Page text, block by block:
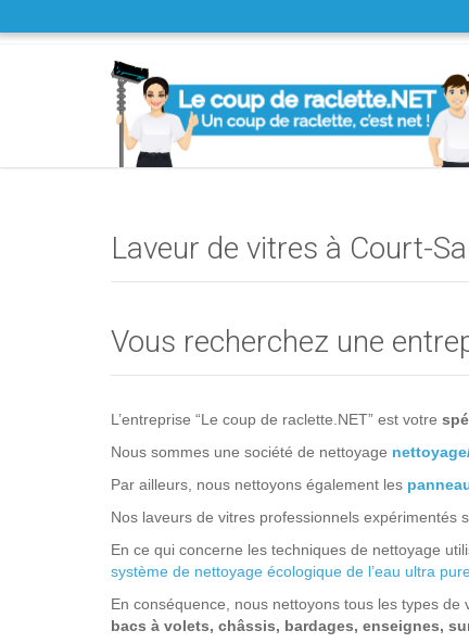
Laveur de vitres à Court-
Vous recherchez une
L’entreprise “Le coup de raclette.NET” est votre
Nous sommes une société de nettoyage
Par ailleurs, nous nettoyons également les
Nos laveurs de vitres professionnels expérimentés
En ce qui concerne les techniques de nettoyage
système de nettoyage écologique de l’eau ultra
En conséquence, nous nettoyons tous les types de
bacs à volets, châssis, bardages, enseignes,